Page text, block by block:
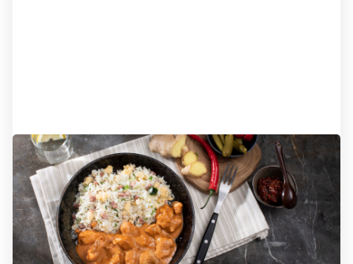
Dinerdozen
Bevat 7 maaltijden
Kies voor samengestelde dinerdozen voor nog
meer bestelgemak! Iedere dinerdoos bevat 7